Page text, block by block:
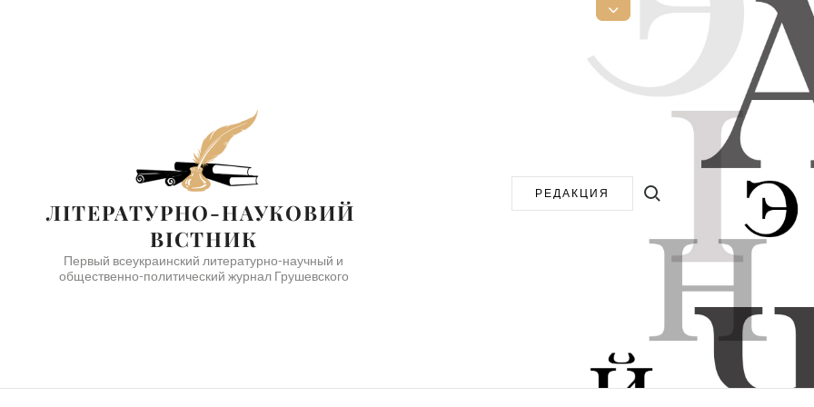
Открыть
верхнюю
боковую
ЛІТЕРАТУРНО-НАУКОВИЙ
ВІСТНИК
Первый всеукраинский литературно-научный и
общественно-политический журнал Грушевского
РЕДАКЦИЯ
Поиск: